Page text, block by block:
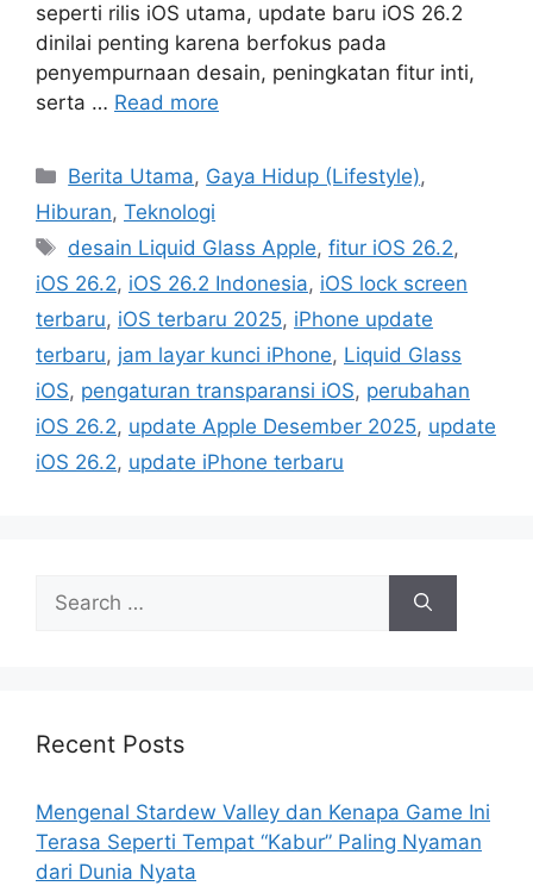
seperti rilis iOS utama, update baru iOS 26.2
dinilai penting karena berfokus pada
penyempurnaan desain, peningkatan fitur inti,
serta … Read more
C
a
e
g
o
r
i
s
Berita Utama, Gaya Hidup (Lifestyle),
Hiburan, Teknologi
T
a
s
desain Liquid Glass Apple,fitur iOS 26.2,
iOS 26.2, iOS 26.2 Indonesia, iOS lock screen
terbaru, iOS terbaru 2025, iPhone update
terbaru, jam layar kunci iPhone, Liquid Glass
iOS, pengaturan transparansi iOS, perubahan
iOS 26.2, update Apple Desember 2025, update
iOS 26.2, update iPhone terbaru
h
r
:
Recent Posts
Mengenal Stardew Valley dan Kenapa Game Ini
Terasa Seperti Tempat “Kabur” Paling Nyaman
dari Dunia Nyata